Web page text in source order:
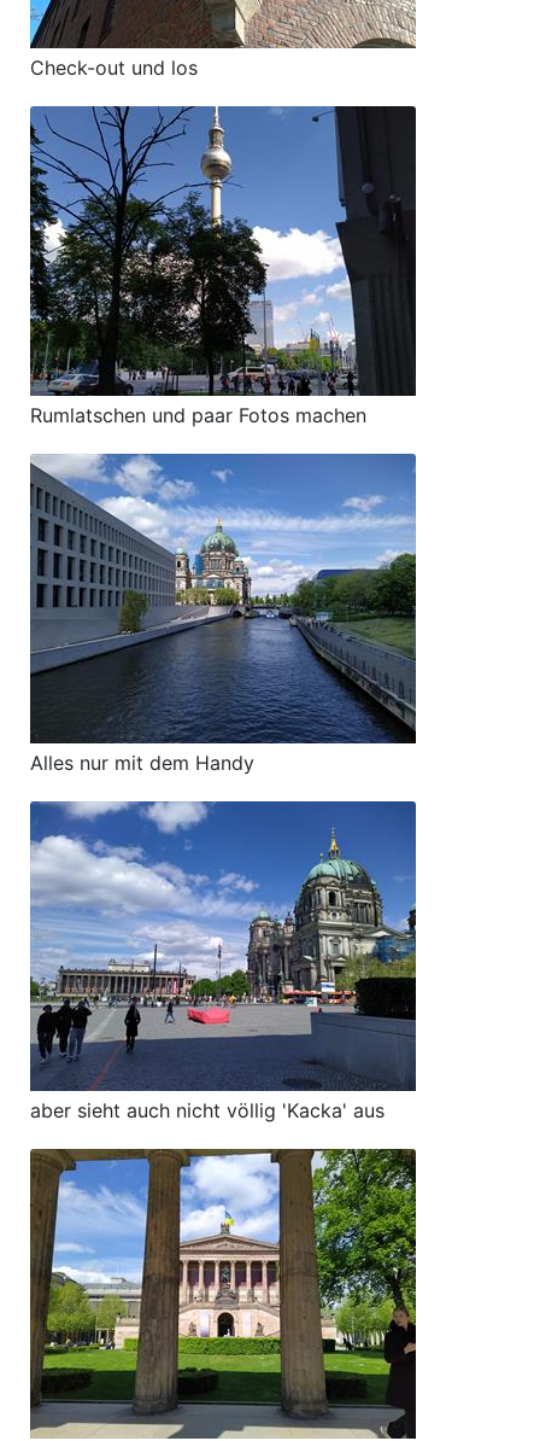
Check-out und los
Rumlatschen und paar Fotos machen
Alles nur mit dem Handy
aber sieht auch nicht völlig 'Kacka' aus